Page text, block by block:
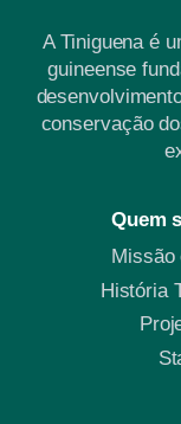
A Tiniguena é
guineense
conservação
Quem
Missão
História